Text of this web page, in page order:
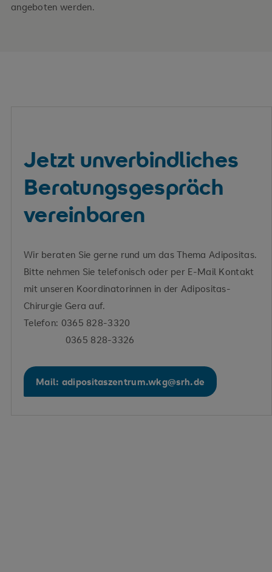
angeboten werden.
Jetzt unverbindliches
Beratungsgespräch
vereinbaren
Wir beraten Sie gerne rund um das Thema Adipositas.
Bitte nehmen Sie telefonisch oder per E-Mail Kontakt
mit unseren Koordinatorinnen in der Adipositas-
Chirurgie Gera auf.
Telefon: 0365 828-3320
0365 828-3326
Mail: adipositaszentrum.wkg@srh.de